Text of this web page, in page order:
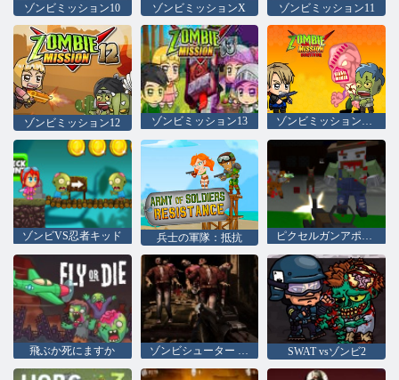
ゾンビミッション10 ゾンビミッションX ゾンビミッション11
ゾンビミッション12 ゾンビミッション13 ゾンビミッションサバイバー
ゾンビVS忍者キッド 兵士の軍隊：抵抗 ピクセルガンアポカリプス6
飛ぶか死にますか ゾンビシューター 3D SWAT vsゾンビ2